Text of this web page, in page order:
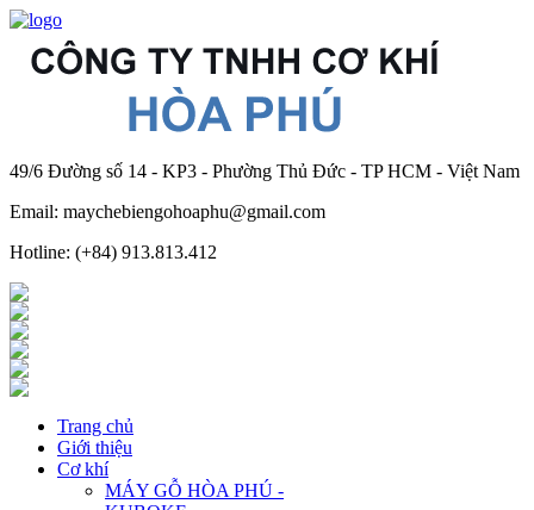
49/6 Đường số 14 - KP3 - Phường Thủ Đức - TP HCM - Việt Nam
Email: maychebiengohoaphu@gmail.com
Hotline: (+84) 913.813.412
Trang chủ
Giới thiệu
Cơ khí
MÁY GỖ HÒA PHÚ -